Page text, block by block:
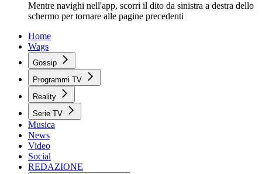
Mentre navighi nell'app, scorri il dito da sinistra a destra dello
schermo per tornare alle pagine precedenti
Home
Wags
Gossip
Programmi TV
Reality
Serie TV
Musica
News
Video
Social
REDAZIONE